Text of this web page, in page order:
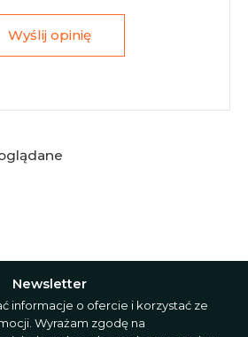
Wyślij opinię
Newsletter
informacje o ofercie i korzystać ze
Wyrażam zgodę na